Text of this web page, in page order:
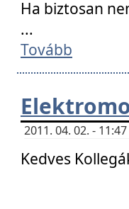
Ha biztosan
...
Tovább
2011. 04. 02. -
Kedves